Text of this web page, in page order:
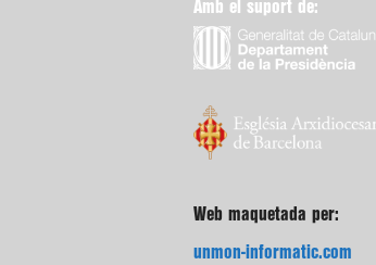
Amb el suport de:
Web maquetada per:
unmon-informatic.com